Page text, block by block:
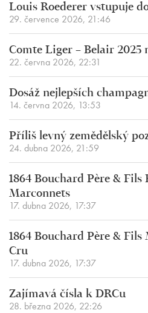
Louis Roederer vstupuje
29. července 2026, 21:46
Comte Liger – Belair 2025
22. června 2026, 22:31
Dosáž nejlepších
14. června 2026, 13:53
Příliš levný zemědělský
24. dubna 2026, 21:59
1864 Bouchard Père & Fils
Marconnets
17. dubna 2026, 17:37
1864 Bouchard Père &
Cru
17. dubna 2026, 17:37
Zajímavá čísla k DRCu
28. března 2026, 22:26